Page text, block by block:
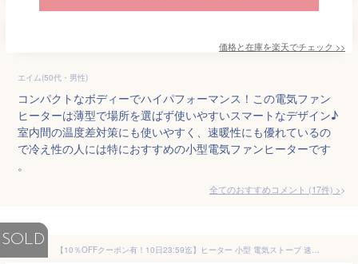
価格と在庫を楽天でチェック >>
エイム(50代・男性)
コンパクトなボディーでハイパフォーマンス！この電気ファン
ヒーターは薄型で場所を選ばず使いやすいスマートなデザイン♪
室内間の温度差対策にも使いやすく、速暖性にも優れているの
で冷え性の人には特におすすめの小型電気ファンヒーターです
。
全てのおすすめコメント (17件) >
SOLD
【10％OFFクーポン有！10日23:59迄】ヒーター 小型 電気ストーブ 速暖 足元 オフィス 静音 温風 人感センサー付 ファンヒーター セラミックヒーター 1200W メカ式 暖房 コンパクト 軽量 おしゃれ 足元 リビング 寝室 トイレ 洗面所 電気 アイリスオーヤマ PCH-125D-W